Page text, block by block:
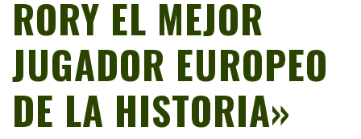
RORY EL MEJOR
JUGADOR EUROPEO
DE LA HISTORIA»